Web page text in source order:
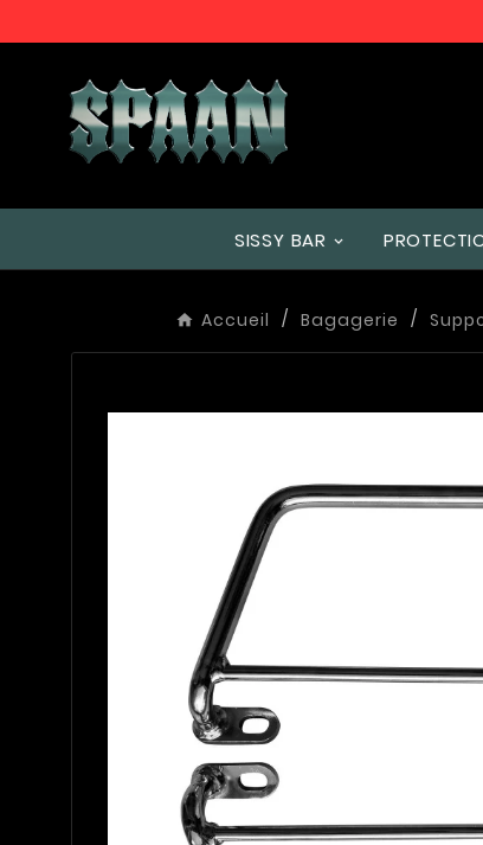
SISSY BAR
Accueil Bagagerie